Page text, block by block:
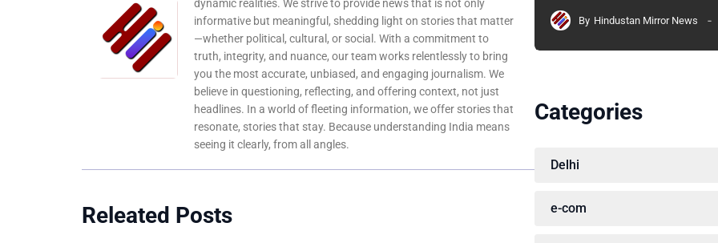
dynamic realities. We strive to provide news that is not only
informative but meaningful, shedding light on stories that matter
—whether political, cultural, or social. With a commitment to
truth, integrity, and nuance, our team works relentlessly to bring
you the most accurate, unbiased, and engaging journalism. We
believe in questioning, reflecting, and offering context, not just
headlines. In a world of fleeting information, we offer stories that
resonate, stories that stay. Because understanding India means
seeing it clearly, from all angles.
Releated Posts
By Hindustan Mirror News
Categories
Delhi
e-com